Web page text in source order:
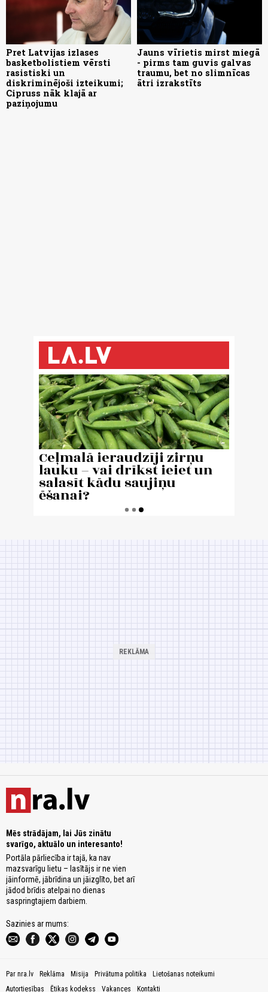
Pret Latvijas izlases
basketbolistiem vērsti
rasistiski un
diskriminējoši izteikumi;
Cipruss nāk klajā ar
paziņojumu
Jauns vīrietis mirst miegā
- pirms tam guvis galvas
traumu, bet no slimnīcas
ātri izrakstīts
Mēs strādājam, lai Jūs zinātu
svarīgo, aktuālo un interesanto!
Portāla pārliecība ir tajā, ka nav
mazsvarīgu lietu – lasītājs ir ne vien
jāinformē, jābrīdina un jāizglīto, bet arī
jādod brīdis atelpai no dienas
saspringtajiem darbiem.
Sazinies ar mums:
Par nra.lv Reklāma Misija Privātuma politika
Lietošanas noteikumi
Autortiesības
Ētikas kodekss Vakances Kontakti